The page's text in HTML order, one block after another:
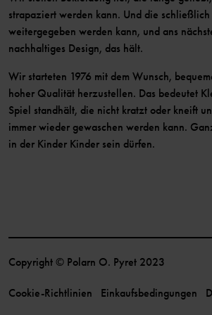
strapaziert werden kann. Und die
weitergegeben werden kann, und ans
nachhaltiges Design, das hält.
Wir starteten 1976 mit dem Wunsch,
hoher Qualität herzustellen. Das bedeutet
Spiel standhält, die nicht kratzt oder kneift
immer wieder gewaschen werden kann.
in der Kinder Kinder sein dürfen.
Copyright © Polarn O. Pyret 2023
Cookie-Richtlinien Einkaufsbedingungen